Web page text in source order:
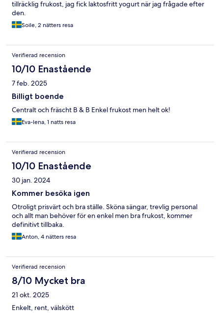
tillräcklig frukost, jag fick laktosfritt yogurt när jag frågade efter
den.
Soile, 2 nätters resa
Verifierad recension
10/10 Enastående
7 feb. 2025
Billigt boende
Centralt och fräscht B & B Enkel frukost men helt ok!
Eva-lena, 1 natts resa
Verifierad recension
10/10 Enastående
30 jan. 2024
Kommer besöka igen
Otroligt prisvärt och bra ställe. Sköna sängar, trevlig personal
och allt man behöver för en enkel men bra frukost, kommer
definitivt tillbaka.
Anton, 4 nätters resa
Verifierad recension
8/10 Mycket bra
21 okt. 2025
Enkelt, rent, välskött